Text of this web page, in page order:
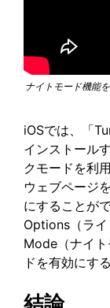
ナイトモード機能
iOSでは、「
インストール
クモードを利
ウェブページ
にすることが
Options（ラ
Mode（ナイ
ドを有効にす
結論